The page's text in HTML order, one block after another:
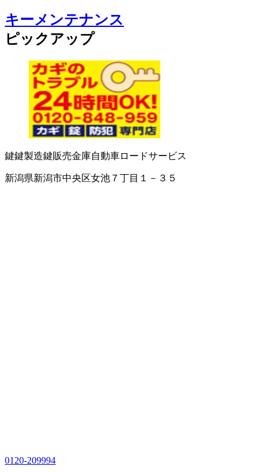
キーメンテナンス
ピックアップ
鍵鍵製造鍵販売金庫自動車ロードサービス
新潟県新潟市中央区女池７丁目１－３５
0120-209994